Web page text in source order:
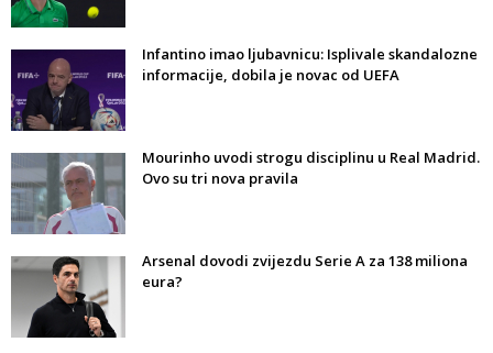
Infantino imao ljubavnicu: Isplivale skandalozne
informacije, dobila je novac od UEFA
Mourinho uvodi strogu disciplinu u Real Madrid.
Ovo su tri nova pravila
Arsenal dovodi zvijezdu Serie A za 138 miliona
eura?